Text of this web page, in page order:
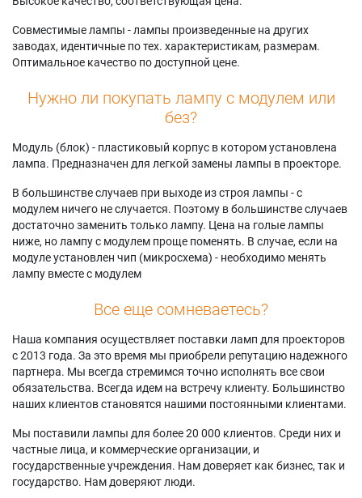
Совместимые лампы - лампы произведенные на других
заводах, идентичные по тех. характеристикам, размерам.
Оптимальное качество по доступной цене.
Нужно ли покупать лампу с модулем или
без?
Модуль (блок) - пластиковый корпус в котором установлена
лампа. Предназначен для легкой замены лампы в проекторе.
В большинстве случаев при выходе из строя лампы - с
модулем ничего не случается. Поэтому в большинстве случаев
достаточно заменить только лампу. Цена на голые лампы
ниже, но лампу с модулем проще поменять. В случае, если на
модуле установлен чип (микросхема) - необходимо менять
лампу вместе с модулем
Все еще сомневаетесь?
Наша компания осуществляет поставки ламп для проекторов
с 2013 года. За это время мы приобрели репутацию надежного
партнера. Мы всегда стремимся точно исполнять все свои
обязательства. Всегда идем на встречу клиенту. Большинство
наших клиентов становятся нашими постоянными клиентами.
Мы поставили лампы для более 20 000 клиентов. Среди них и
частные лица, и коммерческие организации, и
государственные учреждения. Нам доверяет как бизнес, так и
государство. Нам доверяют люди.